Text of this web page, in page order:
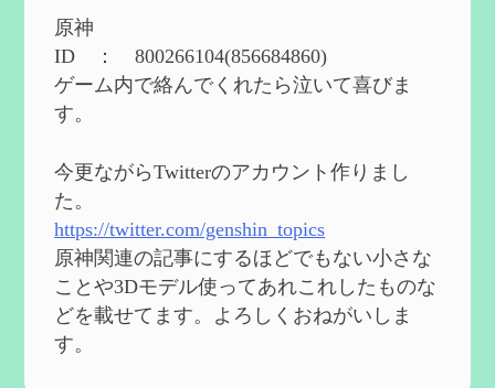
能と3凸まで
2024/04/03
第４８回 ヌヴィレットの性能と凸比較
更新
2024/2/10
能 それぞれの強みなどを作成
2024/2/04
第５２回 璃月精鋭狩ルート【沈玉の谷
編】を作成
2024/1/25
Ultimate Trainerの使い方【RE2】を作成
2024/1/23
原神
ID ： 800266104(856684860)
ゲーム内で絡んでくれたら泣いて喜びま
す。
今更ながらTwitterのアカウント作りまし
た。
https://twitter.com/genshin_topics
原神関連の記事にするほどでもない小さな
ことや3Dモデル使ってあれこれしたものな
どを載せてます。よろしくおねがいしま
す。